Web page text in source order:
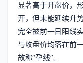
显著高于开盘价，
开，但未能延续升
完全被前一日阳线
与收盘价均落在前
故称“孕线”。